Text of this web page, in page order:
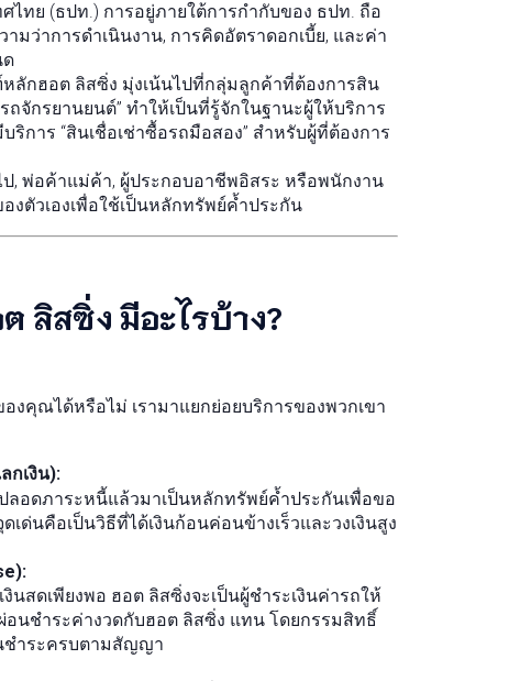
ไทย (ธปท.) การอยู่ภายใต้การกำกับของ ธปท. ถือ
มว่าการดำเนินงาน, การคิดอัตราดอกเบี้ย, และค่า
กฮอต ลิสซิ่ง มุ่งเน้นไปที่กลุ่มลูกค้าที่ต้องการสิน
ถจักรยานยนต์” ทำให้เป็นที่รู้จักในฐานะผู้ให้บริการ
ริการ “สินเชื่อเช่าซื้อรถมือสอง” สำหรับผู้ที่ต้องการ
, พ่อค้าแม่ค้า, ผู้ประกอบอาชีพอิสระ หรือพนักงาน
งตัวเองเพื่อใช้เป็นหลักทรัพย์ค้ำประกัน
ลิสซิ่ง มีอะไรบ้าง?
งคุณได้หรือไม่ เรามาแยกย่อยบริการของพวกเขา
กเงิน):
อดภาระหนี้แล้วมาเป็นหลักทรัพย์ค้ำประกันเพื่อขอ
ด่นคือเป็นวิธีที่ได้เงินก้อนค่อนข้างเร็วและวงเงินสูง
สดเพียงพอ ฮอต ลิสซิ่งจะเป็นผู้ชำระเงินค่ารถให้
อนชำระค่างวดกับฮอต ลิสซิ่ง แทน โดยกรรมสิทธิ์
ชำระครบตามสัญญา